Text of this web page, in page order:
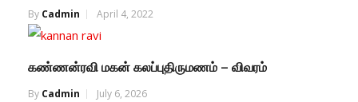
By Cadmin April 4, 2022
கண்ணன்ரவி மகன் கலப்புதிருமணம் – விவரம்
By Cadmin July 6, 2026